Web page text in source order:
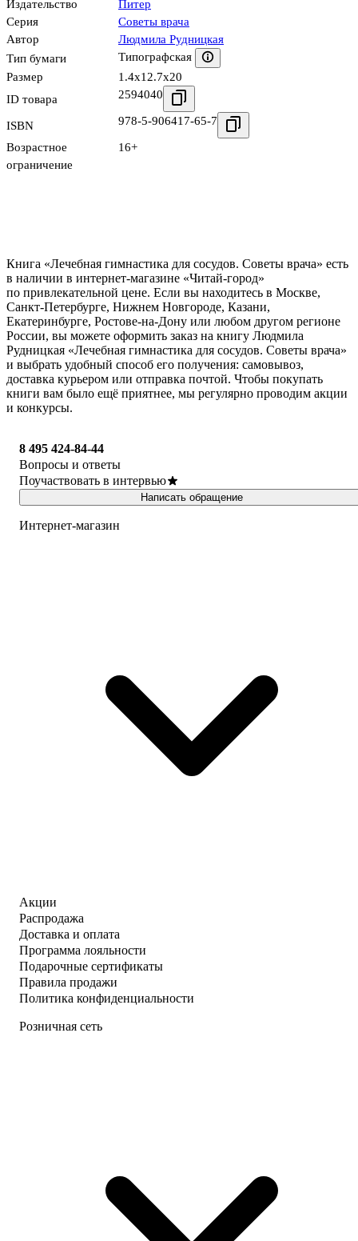
Издательство
Питер
Серия
Советы врача
Автор
Людмила Рудницкая
Тип бумаги
Типографская
Размер
1.4x12.7x20
ID товара
2594040
ISBN 978-5-906417-65-7
Возрастное
ограничение
16+
Книга «Лечебная гимнастика для сосудов. Советы врача» есть
в наличии в интернет-магазине «Читай-город»
по привлекательной цене. Если вы находитесь в Москве,
Санкт-Петербурге, Нижнем Новгороде, Казани,
Екатеринбурге, Ростове-на-Дону или любом другом регионе
России, вы можете оформить заказ на книгу Людмила
Рудницкая «Лечебная гимнастика для сосудов. Советы врача»
и выбрать удобный способ его получения: самовывоз,
доставка курьером или отправка почтой. Чтобы покупать
книги вам было ещё приятнее, мы регулярно проводим акции
и конкурсы.
8 495 424-84-44
Вопросы и ответы
Поучаствовать в интервью
Написать обращение
Интернет-магазин
Акции
Распродажа
Доставка и оплата
Программа лояльности
Подарочные сертификаты
Правила продажи
Политика конфиденциальности
Розничная сеть